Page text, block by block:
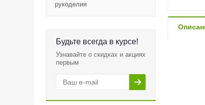
рукоделия
Будьте всегда в курсе!
Узнавайте о скидках и акциях
первым